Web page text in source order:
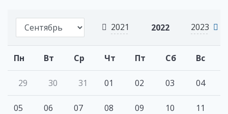
2021 2022 2023
Пн Вт Ср Чт Пт Сб Вс
29 30 31 01 02 03 04
05 06 07 08 09 10 11